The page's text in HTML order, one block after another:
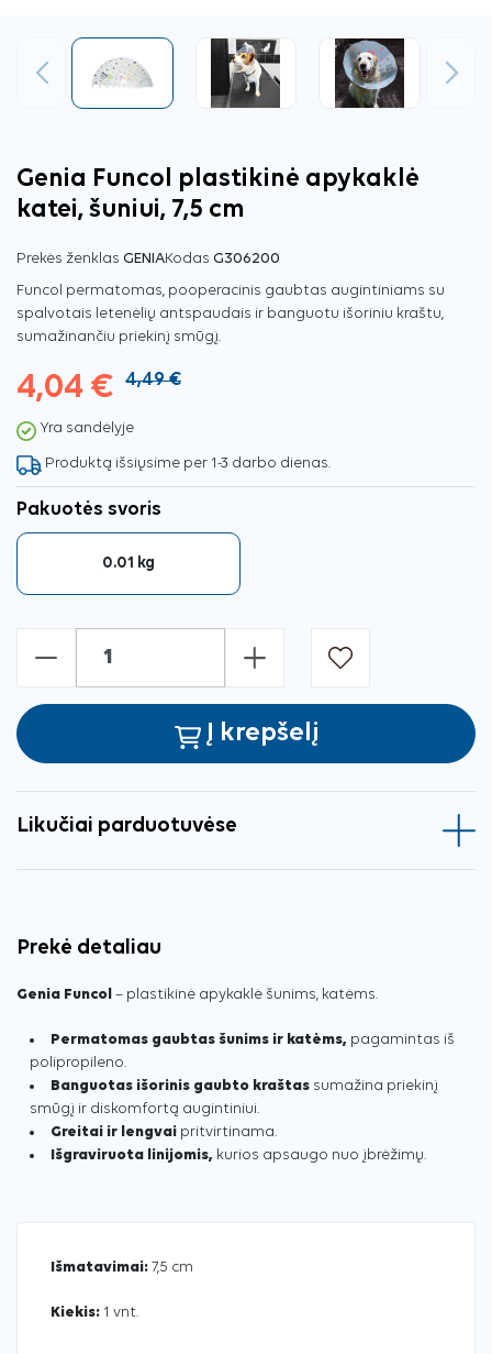
Ankstesnis Tęsti
Genia Funcol plastikinė apykaklė
katei, šuniui, 7,5 cm
Prekės ženklas GENIAKodas G306200
Funcol permatomas, pooperacinis gaubtas augintiniams su
spalvotais letenėlių antspaudais ir banguotu išoriniu kraštu,
sumažinančiu priekinį smūgį.
4,04 € 4,49 €
Yra sandėlyje
Produktą išsiųsime per 1-3 darbo dienas.
Pakuotės svoris
0.01 kg
- +
Į krepšelį
Likučiai parduotuvėse
Prekė detaliau
Genia Funcol – plastikinė apykaklė šunims, katėms.
Permatomas gaubtas šunims ir katėms, pagamintas iš
polipropileno.
Banguotas išorinis gaubto kraštas sumažina priekinį
smūgį ir diskomfortą augintiniui.
Greitai ir lengvai pritvirtinama.
Išgraviruota linijomis, kurios apsaugo nuo įbrėžimų.
Išmatavimai: 7,5 cm
Kiekis: 1 vnt.